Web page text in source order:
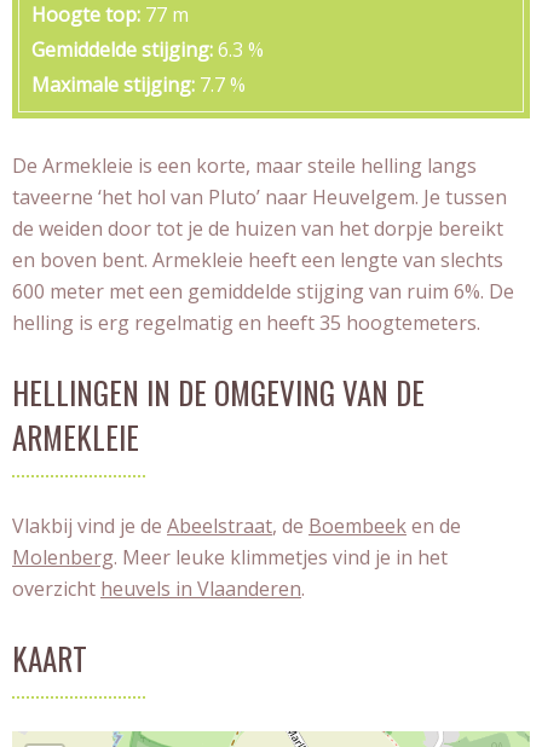
Hoogte top 77 m
Gemiddelde stijging 6.3 %
Maximale stijging 7.7 %
De Armekleie is een korte, maar steile helling langs
taveerne ‘het hol van Pluto’ naar Heuvelgem. Je tussen
de weiden door tot je de huizen van het dorpje bereikt
en boven bent. Armekleie heeft een lengte van slechts
600 meter met een gemiddelde stijging van ruim 6%. De
helling is erg regelmatig en heeft 35 hoogtemeters.
HELLINGEN IN DE OMGEVING VAN DE
ARMEKLEIE
Vlakbij vind je de Abeelstraat, de Boembeeken de
Molenberg. Meer leuke klimmetjes vind je in het
overzicht heuvels in Vlaanderen.
KAART